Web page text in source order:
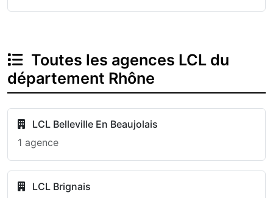
Toutes les agences LCL du
département Rhône
LCL Belleville En Beaujolais
1 agence
LCL Brignais